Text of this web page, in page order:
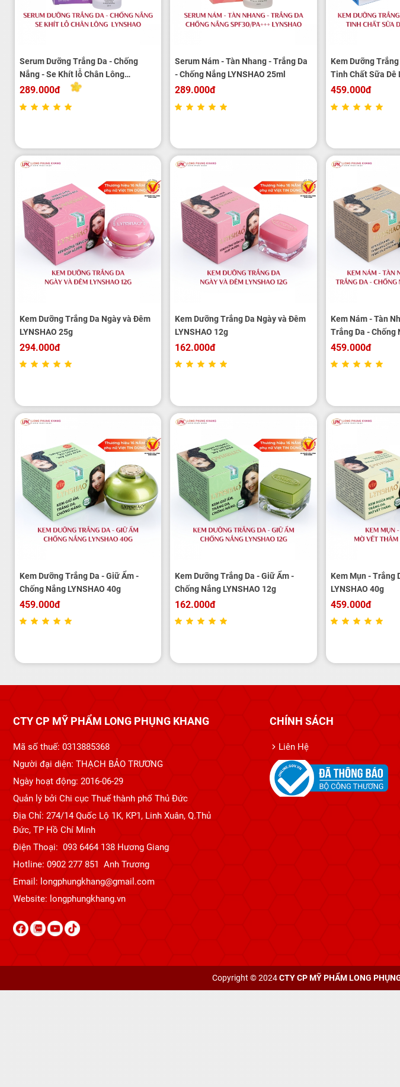
Serum Dưỡng Trắng Da - Chống
Nắng - Se Khít lỗ Chân Lông
LYNSHAO 25ml
289.000đ
Serum Nám - Tàn Nhang - Trắng Da
- Chống Nắng LYNSHAO 25ml
289.000đ
Kem Dưỡng
Tinh Chất Sữa Dê
459.000đ
Kem Dưỡng Trắng Da Ngày và Đêm
LYNSHAO 25g
294.000đ
Kem Dưỡng Trắng Da Ngày và Đêm
LYNSHAO 12g
162.000đ
Kem Nám - Tàn
Trắng Da - Chống
40g
459.000đ
Kem Dưỡng Trắng Da - Giữ Ẩm -
Chống Nắng LYNSHAO 40g
459.000đ
Kem Dưỡng Trắng Da - Giữ Ẩm -
Chống Nắng LYNSHAO 12g
162.000đ
Kem Mụn - Trắng
LYNSHAO 40g
459.000đ
CTY CP MỸ PHẨM LONG PHỤNG KHANG
Mã số thuế: 0313885368
Người đại diện: THẠCH BẢO TRƯƠNG
Ngày hoạt động: 2016-06-29
Quản lý bởi Chi cục Thuế thành phố Thủ Đức
Địa Chỉ: 274/14 Quốc Lộ 1K, KP1, Linh Xuân, Q.Thủ
Đức, TP Hồ Chí Minh
Điện Thoại: 093 6464 138 Hương Giang
Hotline: 0902 277 851 Anh Trương
Email: longphungkhang@gmail.com
Website: longphungkhang.vn
CHÍNH SÁCH
Liên Hệ
Copyright © 2024CTY CP MỸ PHẨM LONG